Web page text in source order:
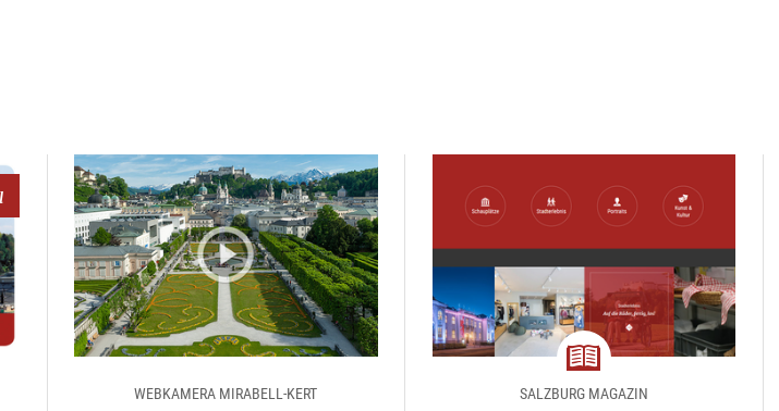
WEBKAMERA MIRABELL-KERT magazine
SALZBURG MAGAZIN